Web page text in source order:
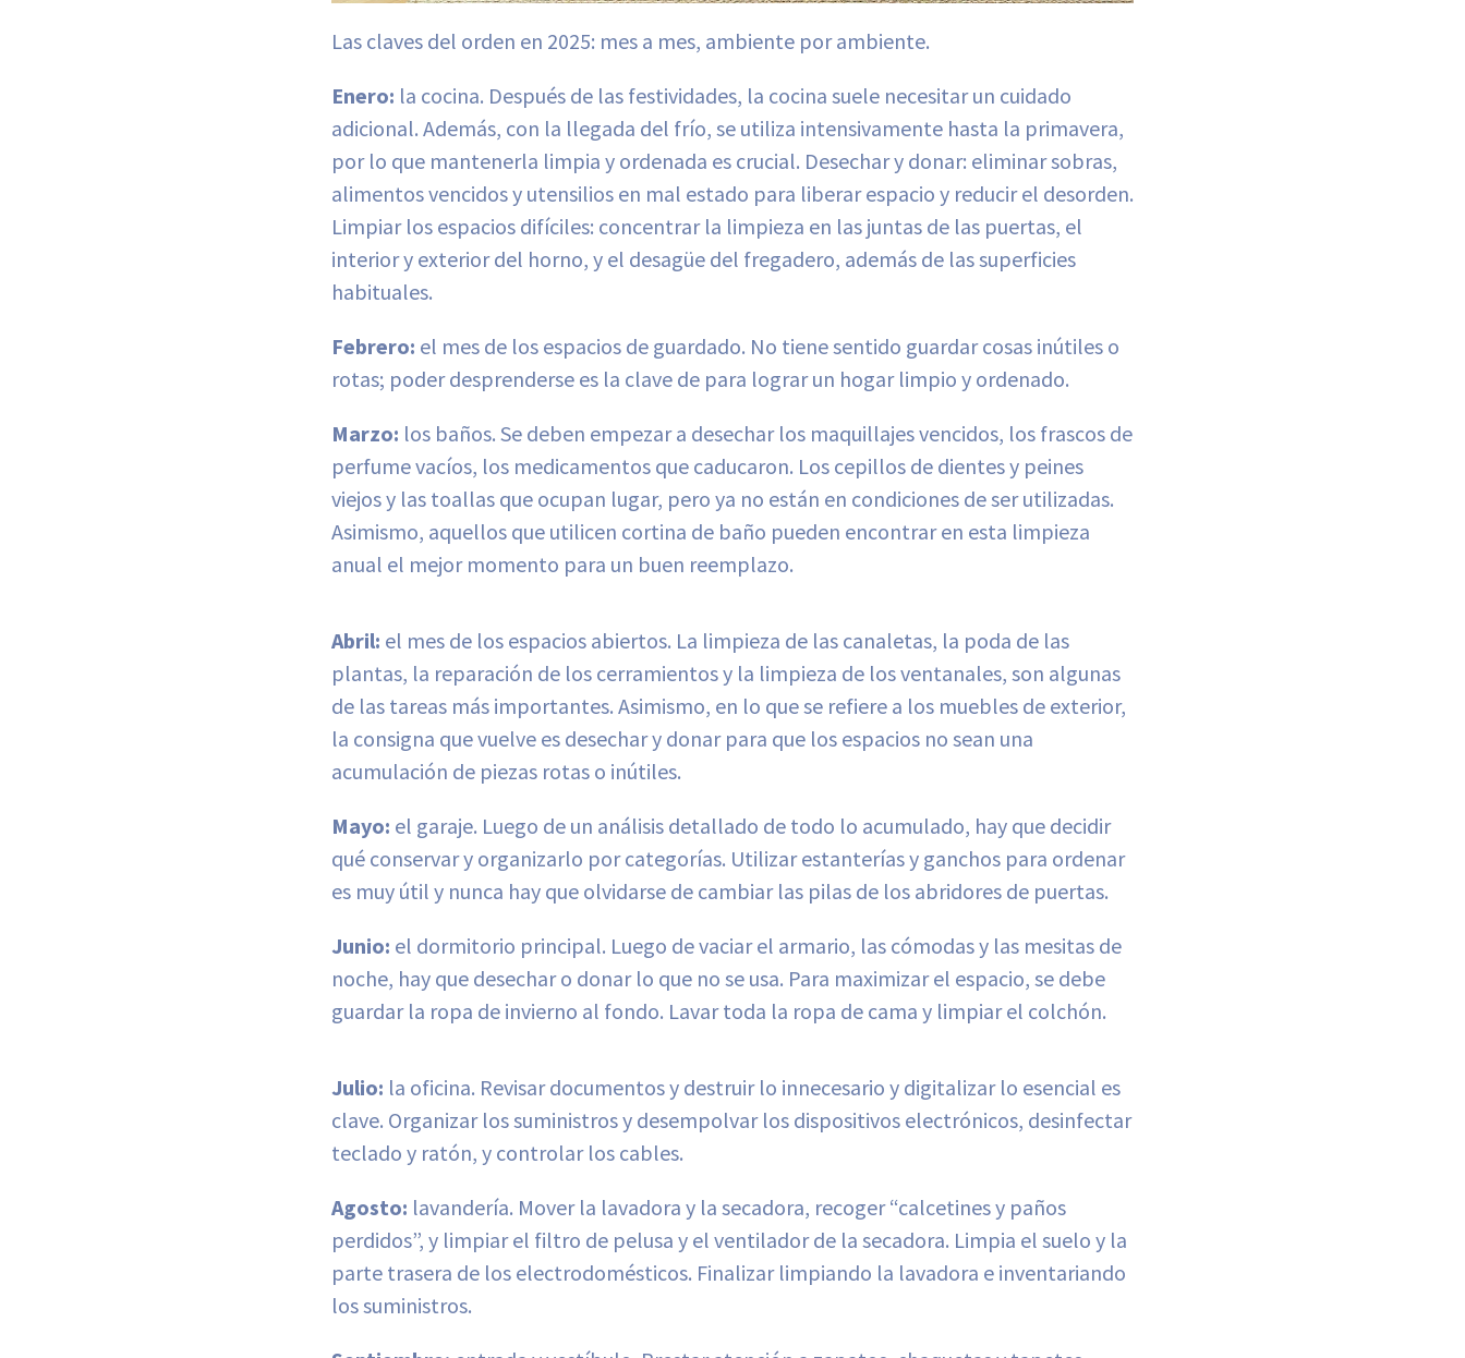
Las claves del orden en 2025: mes a mes, ambiente por ambiente.
Enero: la cocina. Después de las festividades, la cocina suele necesitar un cuidado
adicional. Además, con la llegada del frío, se utiliza intensivamente hasta la primavera,
por lo que mantenerla limpia y ordenada es crucial. Desechar y donar: eliminar sobras,
alimentos vencidos y utensilios en mal estado para liberar espacio y reducir el desorden.
Limpiar los espacios difíciles: concentrar la limpieza en las juntas de las puertas, el
interior y exterior del horno, y el desagüe del fregadero, además de las superficies
habituales.
Febrero: el mes de los espacios de guardado. No tiene sentido guardar cosas inútiles o
rotas; poder desprenderse es la clave de para lograr un hogar limpio y ordenado.
Marzo: los baños. Se deben empezar a desechar los maquillajes vencidos, los frascos de
perfume vacíos, los medicamentos que caducaron. Los cepillos de dientes y peines
viejos y las toallas que ocupan lugar, pero ya no están en condiciones de ser utilizadas.
Asimismo, aquellos que utilicen cortina de baño pueden encontrar en esta limpieza
anual el mejor momento para un buen reemplazo.
Abril: el mes de los espacios abiertos. La limpieza de las canaletas, la poda de las
plantas, la reparación de los cerramientos y la limpieza de los ventanales, son algunas
de las tareas más importantes. Asimismo, en lo que se refiere a los muebles de exterior,
la consigna que vuelve es desechar y donar para que los espacios no sean una
acumulación de piezas rotas o inútiles.
Mayo: el garaje. Luego de un análisis detallado de todo lo acumulado, hay que decidir
qué conservar y organizarlo por categorías. Utilizar estanterías y ganchos para ordenar
es muy útil y nunca hay que olvidarse de cambiar las pilas de los abridores de puertas.
Junio: el dormitorio principal. Luego de vaciar el armario, las cómodas y las mesitas de
noche, hay que desechar o donar lo que no se usa. Para maximizar el espacio, se debe
guardar la ropa de invierno al fondo. Lavar toda la ropa de cama y limpiar el colchón.
Julio: la oficina. Revisar documentos y destruir lo innecesario y digitalizar lo esencial es
clave. Organizar los suministros y desempolvar los dispositivos electrónicos, desinfectar
teclado y ratón, y controlar los cables.
Agosto: lavandería. Mover la lavadora y la secadora, recoger “calcetines y paños
perdidos”, y limpiar el filtro de pelusa y el ventilador de la secadora. Limpia el suelo y la
parte trasera de los electrodomésticos. Finalizar limpiando la lavadora e inventariando
los suministros.